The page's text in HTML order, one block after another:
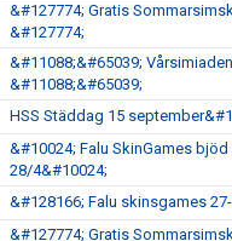
&#127774; Gratis
&#127774;
&#11088;&#65039;
&#11088;&#65039;
HSS Städdag 15
&#10024; Falu SkinGames
28/4&#10024;
&#128166; Falu skinsgames
&#127774; Gratis